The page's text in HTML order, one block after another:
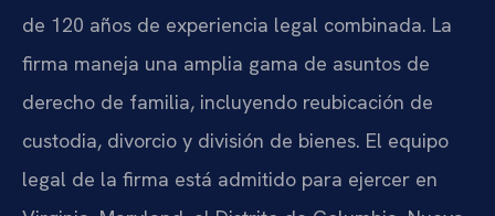
de 120 años de experiencia legal combinada. La
firma maneja una amplia gama de asuntos de
derecho de familia, incluyendo reubicación de
custodia, divorcio y división de bienes. El equipo
legal de la firma está admitido para ejercer en